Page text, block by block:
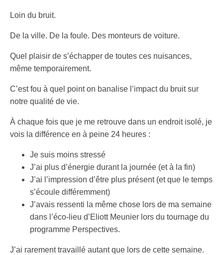
Loin du bruit.
De la ville. De la foule. Des monteurs de voiture.
Quel plaisir de s’échapper de toutes ces nuisances,
même temporairement.
C’est fou à quel point on banalise l’impact du bruit sur
notre qualité de vie.
À chaque fois que je me retrouve dans un endroit isolé, je
vois la différence en à peine 24 heures :
Je suis moins stressé
J’ai plus d’énergie durant la journée (et à la fin)
J’ai l’impression d’être plus présent (et que le temps
s’écoule différemment)
J’avais ressenti la même chose lors de ma semaine
dans l’éco-lieu d’Eliott Meunier lors du tournage du
programme Perspectives.
J’ai rarement travaillé autant que lors de cette semaine.